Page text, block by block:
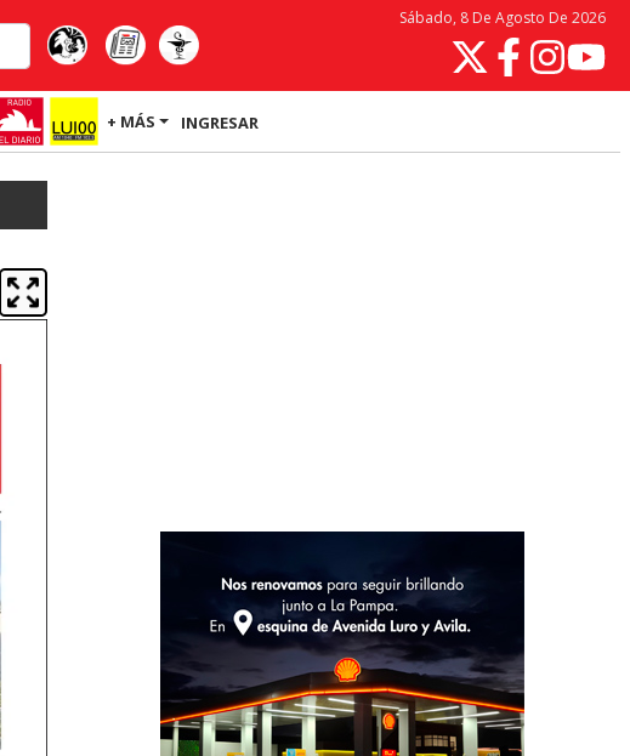
Sábado, 8 De Agosto De 2026
+ MÁS INGRESAR